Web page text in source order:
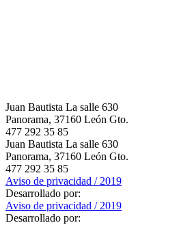
Juan Bautista La salle 630
Panorama, 37160 León Gto.
477 292 35 85
Juan Bautista La salle 630
Panorama, 37160 León Gto.
477 292 35 85
Aviso de privacidad / 2019
Desarrollado por:
Aviso de privacidad / 2019
Desarrollado por: